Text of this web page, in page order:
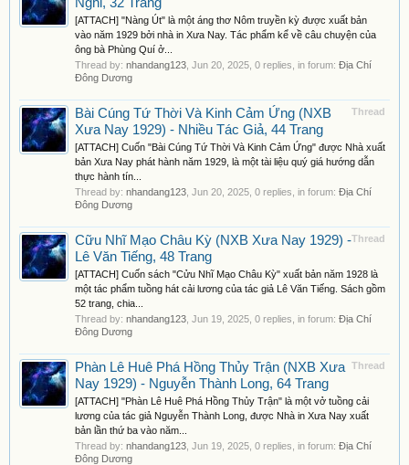
[ATTACH] "Nàng Út" là một áng thơ Nôm truyền kỳ được xuất bản
vào năm 1929 bởi nhà in Xưa Nay. Tác phẩm kể về câu chuyện của
ông bà Phùng Quí ở...
Thread by: nhandang123 Jun 20, 2025 , 0 replies, in forum: Địa Chí
Đông Dương
Thread
Bài Cúng Tứ Thời Và Kinh Cảm Ứng (NXB
Xưa Nay 1929) - Nhiều Tác Giả, 44 Trang
[ATTACH] Cuốn "Bài Cúng Tứ Thời Và Kinh Cảm Ứng" được Nhà xuất
bản Xưa Nay phát hành năm 1929, là một tài liệu quý giá hướng dẫn
thực hành tín...
Thread by: nhandang123 Jun 20, 2025 , 0 replies, in forum: Địa Chí
Đông Dương
Thread
Cữu Nhĩ Mạo Châu Kỳ (NXB Xưa Nay 1929) -
Lê Văn Tiếng, 48 Trang
[ATTACH] Cuốn sách "Cửu Nhĩ Mạo Châu Kỳ" xuất bản năm 1928 là
một tác phẩm tuồng hát cải lương của tác giả Lê Văn Tiếng. Sách gồm
52 trang, chia...
Thread by: nhandang123 Jun 19, 2025 , 0 replies, in forum: Địa Chí
Đông Dương
Thread
Phàn Lê Huê Phá Hồng Thủy Trận (NXB Xưa
Nay 1929) - Nguyễn Thành Long, 64 Trang
[ATTACH] "Phàn Lê Huê Phá Hồng Thủy Trận" là một vở tuồng cải
lương của tác giả Nguyễn Thành Long, được Nhà in Xưa Nay xuất
bản lần thứ ba vào năm...
Thread by: nhandang123 Jun 19, 2025 , 0 replies, in forum: Địa Chí
Đông Dương